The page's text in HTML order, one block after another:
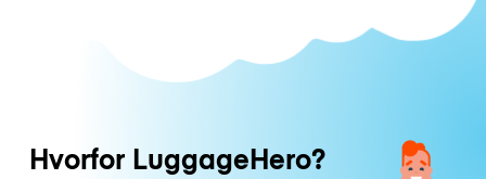
Hvorfor LuggageHero?